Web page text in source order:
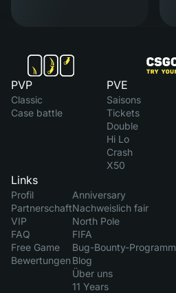
PVP
Classic
Case battle
PVE
Saisons
Tickets
Double
Hi Lo
Crash
X50
Links
Profil
Partnerschaft
VIP
FAQ
Free Game
Bewertungen
Anniversary
Nachweislich fair
North Pole
FIFA
Bug-Bounty-Programm
Blog
Über uns
11 Years